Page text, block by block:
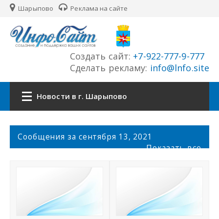
Шарыпово Реклама на сайте
Создать сайт: +7-922-777-9-777
Сделать рекламу: info@lnfo.site
Новости в г. Шарыпово
Главная
История города
Сообщения за сентября 13, 2021
Показать все